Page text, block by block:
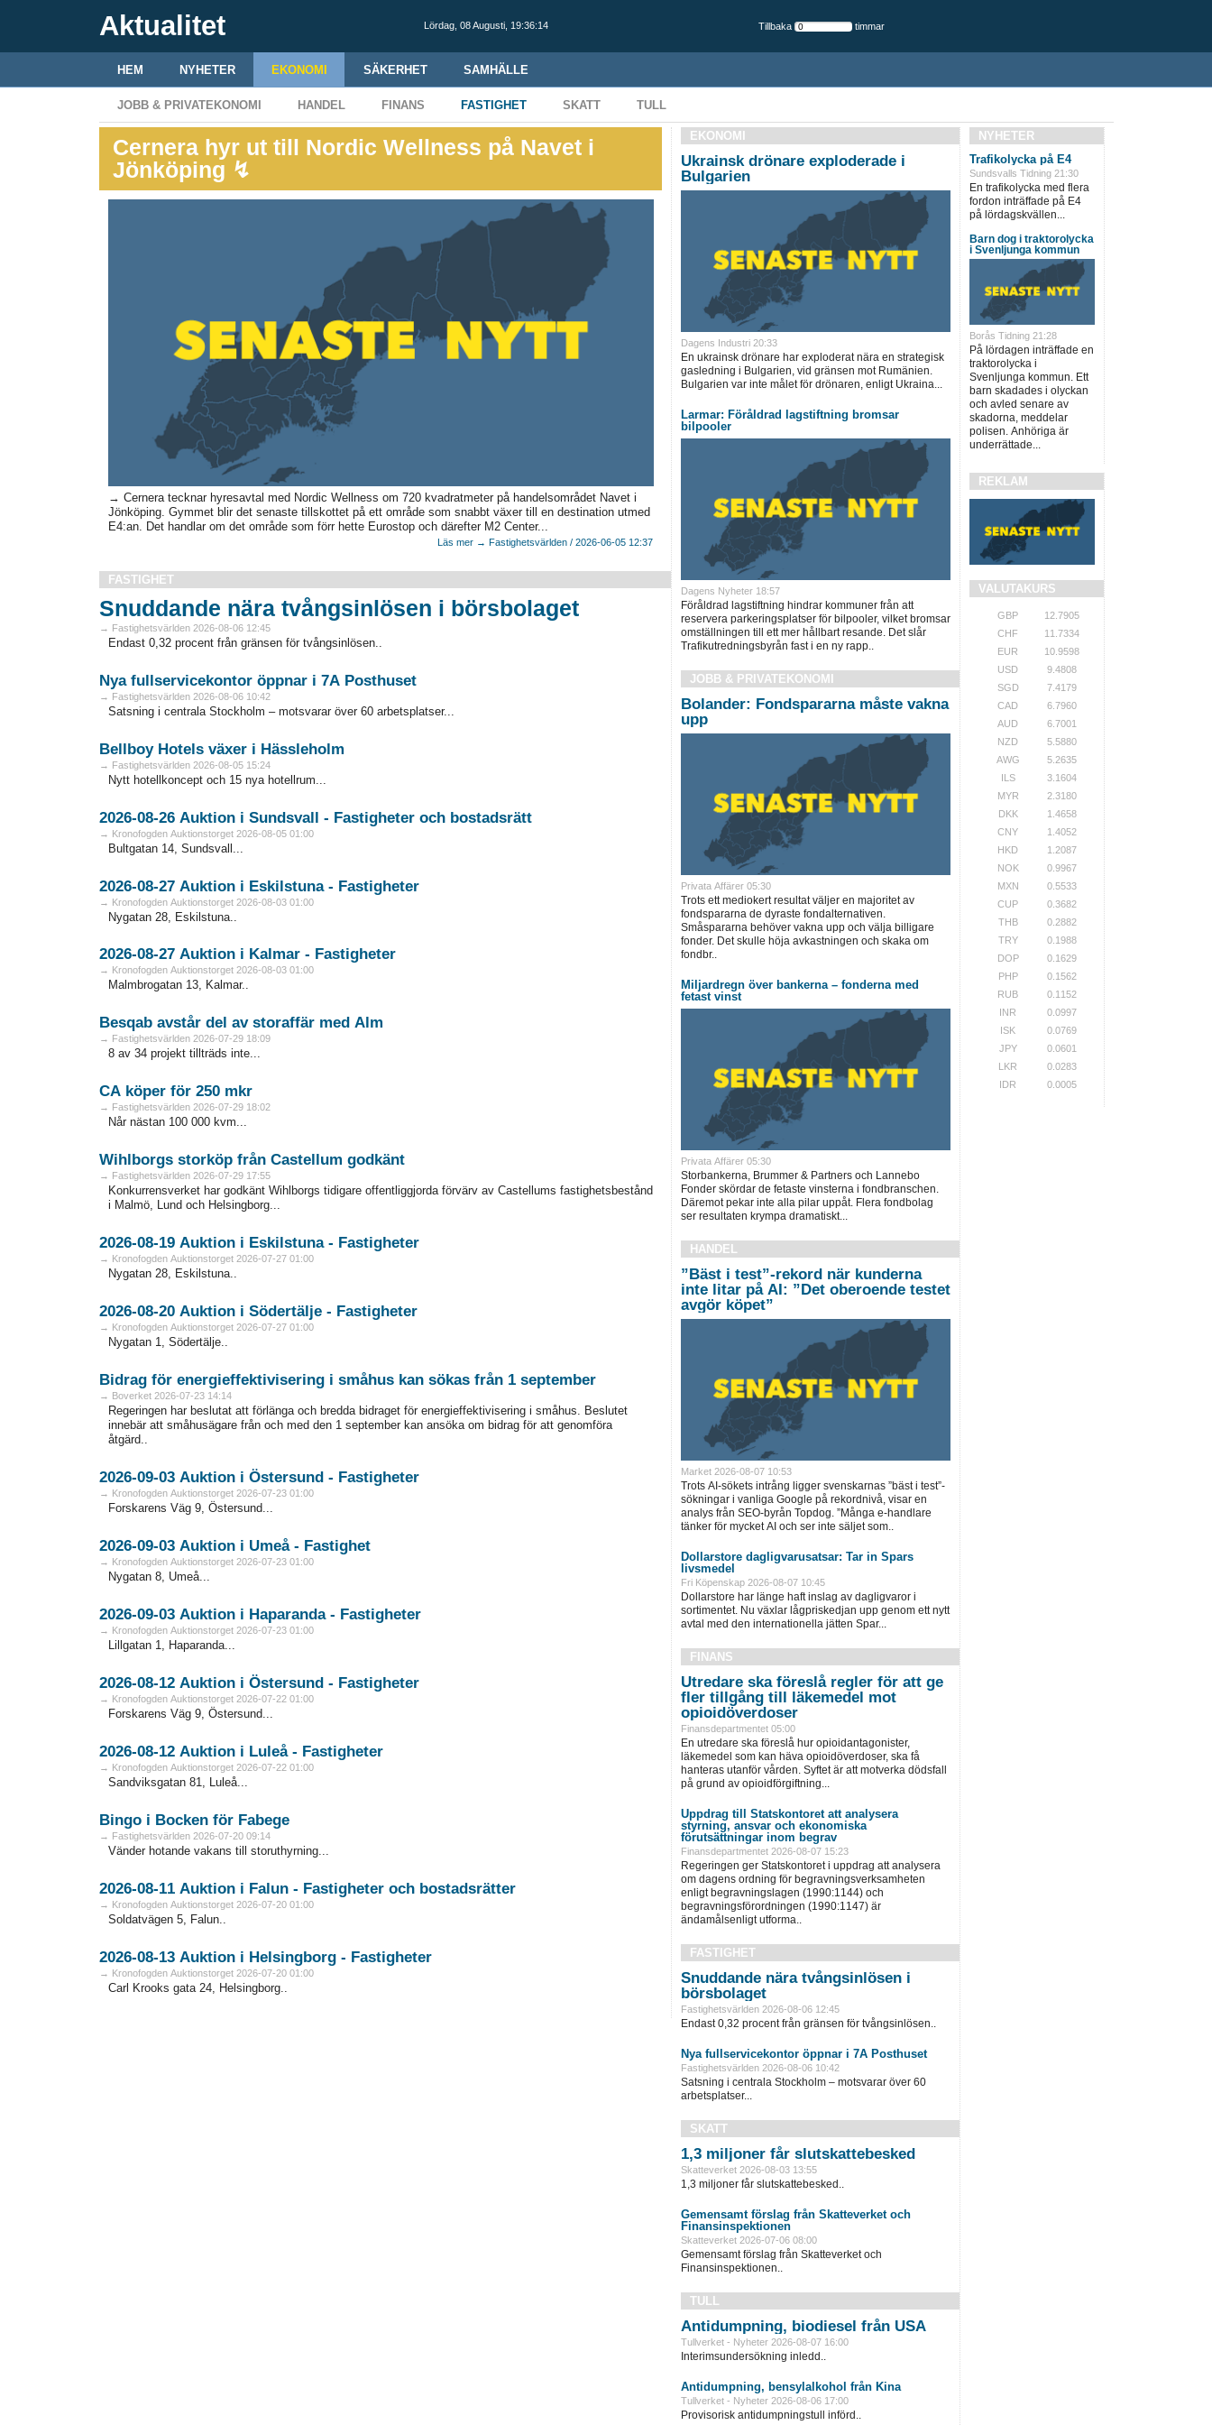
Aktualitet Lördag, 08 Augusti, 19:36:15 Tillbaka timmar
HEM NYHETER EKONOMI SÄKERHET SAMHÄLLE
JOBB & PRIVATEKONOMI HANDEL FINANS FASTIGHET SKATT TULL
Cernera hyr ut till Nordic Wellness på Navet i
Jönköping ↯
→ Cernera tecknar hyresavtal med Nordic Wellness om 720 kvadratmeter på handelsområdet Navet i
Jönköping. Gymmet blir det senaste tillskottet på ett område som snabbt växer till en destination utmed
E4:an. Det handlar om det område som förr hette Eurostop och därefter M2 Center...
Läs mer → Fastighetsvärlden / 2026-06-05 12:37
FASTIGHET
Snuddande nära tvångsinlösen i börsbolaget
→ Fastighetsvärlden 2026-08-06 12:45
Endast 0,32 procent från gränsen för tvångsinlösen..
Nya fullservicekontor öppnar i 7A Posthuset
→ Fastighetsvärlden 2026-08-06 10:42
Satsning i centrala Stockholm – motsvarar över 60 arbetsplatser...
Bellboy Hotels växer i Hässleholm
→ Fastighetsvärlden 2026-08-05 15:24
Nytt hotellkoncept och 15 nya hotellrum...
2026-08-26 Auktion i Sundsvall - Fastigheter och bostadsrätt
→ Kronofogden Auktionstorget 2026-08-05 01:00
Bultgatan 14, Sundsvall...
2026-08-27 Auktion i Eskilstuna - Fastigheter
→ Kronofogden Auktionstorget 2026-08-03 01:00
Nygatan 28, Eskilstuna..
2026-08-27 Auktion i Kalmar - Fastigheter
→ Kronofogden Auktionstorget 2026-08-03 01:00
Malmbrogatan 13, Kalmar..
Besqab avstår del av storaffär med Alm
→ Fastighetsvärlden 2026-07-29 18:09
8 av 34 projekt tillträds inte...
CA köper för 250 mkr
→ Fastighetsvärlden 2026-07-29 18:02
Når nästan 100 000 kvm...
Wihlborgs storköp från Castellum godkänt
→ Fastighetsvärlden 2026-07-29 17:55
Konkurrensverket har godkänt Wihlborgs tidigare offentliggjorda förvärv av Castellums fastighetsbestånd
i Malmö, Lund och Helsingborg...
2026-08-19 Auktion i Eskilstuna - Fastigheter
→ Kronofogden Auktionstorget 2026-07-27 01:00
Nygatan 28, Eskilstuna..
2026-08-20 Auktion i Södertälje - Fastigheter
→ Kronofogden Auktionstorget 2026-07-27 01:00
Nygatan 1, Södertälje..
Bidrag för energieffektivisering i småhus kan sökas från 1 september
→ Boverket 2026-07-23 14:14
Regeringen har beslutat att förlänga och bredda bidraget för energieffektivisering i småhus. Beslutet
innebär att småhusägare från och med den 1 september kan ansöka om bidrag för att genomföra
åtgärd..
2026-09-03 Auktion i Östersund - Fastigheter
→ Kronofogden Auktionstorget 2026-07-23 01:00
Forskarens Väg 9, Östersund...
2026-09-03 Auktion i Umeå - Fastighet
→ Kronofogden Auktionstorget 2026-07-23 01:00
Nygatan 8, Umeå...
2026-09-03 Auktion i Haparanda - Fastigheter
→ Kronofogden Auktionstorget 2026-07-23 01:00
Lillgatan 1, Haparanda...
2026-08-12 Auktion i Östersund - Fastigheter
→ Kronofogden Auktionstorget 2026-07-22 01:00
Forskarens Väg 9, Östersund...
2026-08-12 Auktion i Luleå - Fastigheter
→ Kronofogden Auktionstorget 2026-07-22 01:00
Sandviksgatan 81, Luleå...
Bingo i Bocken för Fabege
→ Fastighetsvärlden 2026-07-20 09:14
Vänder hotande vakans till storuthyrning...
2026-08-11 Auktion i Falun - Fastigheter och bostadsrätter
→ Kronofogden Auktionstorget 2026-07-20 01:00
Soldatvägen 5, Falun..
2026-08-13 Auktion i Helsingborg - Fastigheter
→ Kronofogden Auktionstorget 2026-07-20 01:00
Carl Krooks gata 24, Helsingborg..
EKONOMI
Ukrainsk drönare exploderade i
Bulgarien
Dagens Industri 20:33
En ukrainsk drönare har exploderat nära en strategisk
gasledning i Bulgarien, vid gränsen mot Rumänien.
Bulgarien var inte målet för drönaren, enligt Ukraina...
Larmar: Föråldrad lagstiftning bromsar
bilpooler
Dagens Nyheter 18:57
Föråldrad lagstiftning hindrar kommuner från att
reservera parkeringsplatser för bilpooler, vilket bromsar
omställningen till ett mer hållbart resande. Det slår
Trafikutredningsbyrån fast i en ny rapp..
JOBB & PRIVATEKONOMI
Bolander: Fondspararna måste vakna
upp
Privata Affärer 05:30
Trots ett mediokert resultat väljer en majoritet av
fondspararna de dyraste fondalternativen.
Småspararna behöver vakna upp och välja billigare
fonder. Det skulle höja avkastningen och skaka om
fondbr..
Miljardregn över bankerna – fonderna med
fetast vinst
Privata Affärer 05:30
Storbankerna, Brummer & Partners och Lannebo
Fonder skördar de fetaste vinsterna i fondbranschen.
Däremot pekar inte alla pilar uppåt. Flera fondbolag
ser resultaten krympa dramatiskt...
HANDEL
”Bäst i test”-rekord när kunderna
inte litar på AI: ”Det oberoende testet
avgör köpet”
Market 2026-08-07 10:53
Trots AI-sökets intrång ligger svenskarnas ”bäst i test”-
sökningar i vanliga Google på rekordnivå, visar en
analys från SEO-byrån Topdog. ”Många e-handlare
tänker för mycket AI och ser inte säljet som..
Dollarstore dagligvarusatsar: Tar in Spars
livsmedel
Fri Köpenskap 2026-08-07 10:45
Dollarstore har länge haft inslag av dagligvaror i
sortimentet. Nu växlar lågpriskedjan upp genom ett nytt
avtal med den internationella jätten Spar...
FINANS
Utredare ska föreslå regler för att ge
fler tillgång till läkemedel mot
opioidöverdoser
Finansdepartmentet 05:00
En utredare ska föreslå hur opioidantagonister,
läkemedel som kan häva opioidöverdoser, ska få
hanteras utanför vården. Syftet är att motverka dödsfall
på grund av opioidförgiftning...
Uppdrag till Statskontoret att analysera
styrning, ansvar och ekonomiska
förutsättningar inom begrav
Finansdepartmentet 2026-08-07 15:23
Regeringen ger Statskontoret i uppdrag att analysera
om dagens ordning för begravningsverksamheten
enligt begravningslagen (1990:1144) och
begravningsförordningen (1990:1147) är
ändamålsenligt utforma..
FASTIGHET
Snuddande nära tvångsinlösen i
börsbolaget
Fastighetsvärlden 2026-08-06 12:45
Endast 0,32 procent från gränsen för tvångsinlösen..
Nya fullservicekontor öppnar i 7A Posthuset
Fastighetsvärlden 2026-08-06 10:42
Satsning i centrala Stockholm – motsvarar över 60
arbetsplatser...
SKATT
1,3 miljoner får slutskattebesked
Skatteverket 2026-08-03 13:55
1,3 miljoner får slutskattebesked..
Gemensamt förslag från Skatteverket och
Finansinspektionen
Skatteverket 2026-07-06 08:00
Gemensamt förslag från Skatteverket och
Finansinspektionen..
TULL
Antidumpning, biodiesel från USA
Tullverket - Nyheter 2026-08-07 16:00
Interimsundersökning inledd..
Antidumpning, bensylalkohol från Kina
Tullverket - Nyheter 2026-08-06 17:00
Provisorisk antidumpningstull införd..
NYHETER
Trafikolycka på E4
Sundsvalls Tidning 21:30
En trafikolycka med flera
fordon inträffade på E4
på lördagskvällen...
Barn dog i traktorolycka
i Svenljunga kommun
Borås Tidning 21:28
På lördagen inträffade en
traktorolycka i
Svenljunga kommun. Ett
barn skadades i olyckan
och avled senare av
skadorna, meddelar
polisen. Anhöriga är
underrättade...
REKLAM
VALUTAKURS
GBP
12.7905
CHF
11.7334
EUR
10.9598
USD
9.4808
SGD
7.4179
CAD
6.7960
AUD
6.7001
NZD
5.5880
AWG
5.2635
ILS
3.1604
MYR
2.3180
DKK
1.4658
CNY
1.4052
HKD
1.2087
NOK
0.9967
MXN
0.5533
CUP
0.3682
THB
0.2882
TRY
0.1988
DOP
0.1629
PHP
0.1562
RUB
0.1152
INR
0.0997
ISK
0.0769
JPY
0.0601
LKR
0.0283
IDR
0.0005